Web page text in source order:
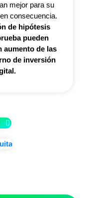
mejor para su
consecuencia.
de hipótesis
pueden
aumento de las
de inversión